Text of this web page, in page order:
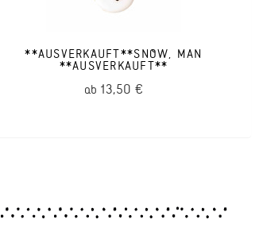
**AUSVERKAUFT**SNOW, MAN
**AUSVERKAUFT**
ab 13,50 €